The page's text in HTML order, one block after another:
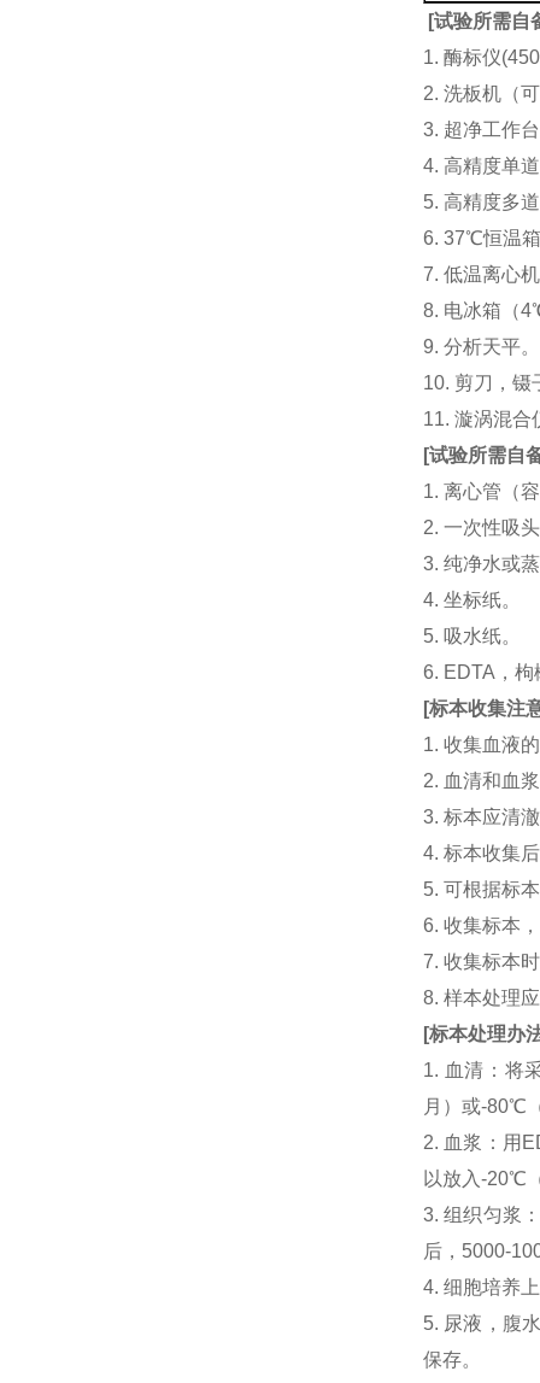
[试验所需自
1. 酶标仪
2. 洗板机（
3. 超净工作
4. 高精度单
5. 高精度多
6. 37℃恒温
7. 低温离心
8. 电冰箱（
9. 分析天平。
10. 剪刀，镊
11. 漩涡混
[试验所需自
1. 离心管（
2. 一次性吸
3. 纯净水或
4. 坐标纸。
5. 吸水纸。
6. EDTA，
[标本收集注
1. 收集血液
2. 血清和血
3. 标本应清
4. 标本收集
5. 可根据标
6. 收集标本
7. 收集标本
8. 样本处理
[标本处理办
1. 血清：将
月）或-80℃
2. 血浆：用
以放入-20℃
3. 组织匀浆
后，5000-
4. 细胞培养
5. 尿液，腹
保存。